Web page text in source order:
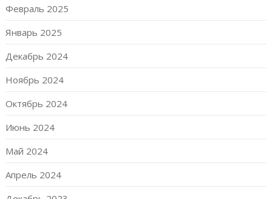
Февраль 2025
Январь 2025
Декабрь 2024
Ноябрь 2024
Октябрь 2024
Июнь 2024
Май 2024
Апрель 2024